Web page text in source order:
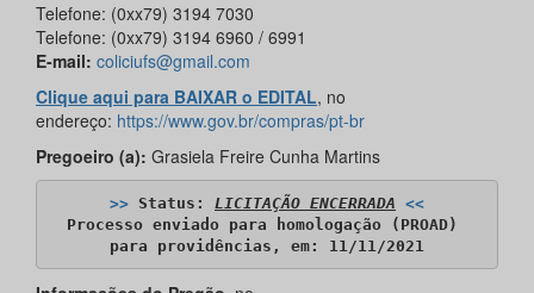
Telefone: (0xx79) 3194 7030
Telefone: (0xx79) 3194 6960 / 6991
E-mail: coliciufs@gmail.com
Clique aqui para BAIXAR o EDITAL, no
endereço: https://www.gov.br/compras/pt-br
Pregoeiro (a): Grasiela Freire Cunha Martins
>> Status: LICITAÇÃO ENCERRADA <<
Processo enviado para homologação (PROAD)
para providências, em: 11/11/2021